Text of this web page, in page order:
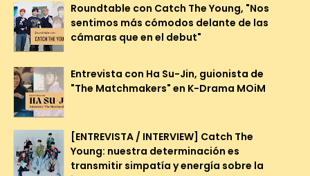
Roundtable con Catch The Young, "Nos
sentimos más cómodos delante de las
cámaras que en el debut"
Entrevista con Ha Su-Jin, guionista de
"The Matchmakers" en K-Drama MOiM
[ENTREVISTA / INTERVIEW] Catch The
Young: nuestra determinación es
transmitir simpatía y energía sobre la